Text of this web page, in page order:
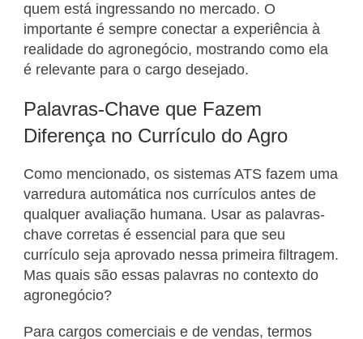
quem está ingressando no mercado. O
importante é sempre conectar a experiência à
realidade do agronegócio, mostrando como ela
é relevante para o cargo desejado.
Palavras-Chave que Fazem
Diferença no Currículo do Agro
Como mencionado, os sistemas ATS fazem uma
varredura automática nos currículos antes de
qualquer avaliação humana. Usar as palavras-
chave corretas é essencial para que seu
currículo seja aprovado nessa primeira filtragem.
Mas quais são essas palavras no contexto do
agronegócio?
Para cargos comerciais e de vendas, termos